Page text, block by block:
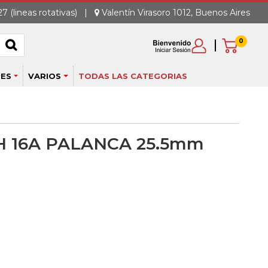
(lineas rotativas) | Valentín Virasoro 1012, Buenos Aires
0
VARIOS TODAS LAS CATEGORIAS
16A PALANCA 25.5mm